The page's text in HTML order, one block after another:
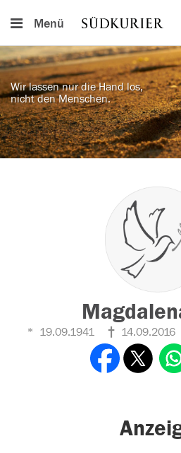
Menü
Wir lassen nur die Hand los,
nicht den Menschen.
19.09.1941 14.09.2016